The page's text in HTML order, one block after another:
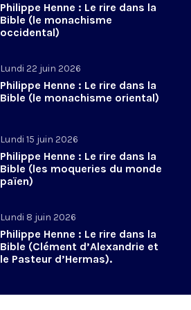
Philippe Henne : Le rire dans la
Bible (le monachisme
occidental)
Lundi 22 juin 2026
Philippe Henne : Le rire dans la
Bible (le monachisme oriental)
Lundi 15 juin 2026
Philippe Henne : Le rire dans la
Bible (les moqueries du monde
païen)
Lundi 8 juin 2026
Philippe Henne : Le rire dans la
Bible (Clément d’Alexandrie et
le Pasteur d’Hermas).